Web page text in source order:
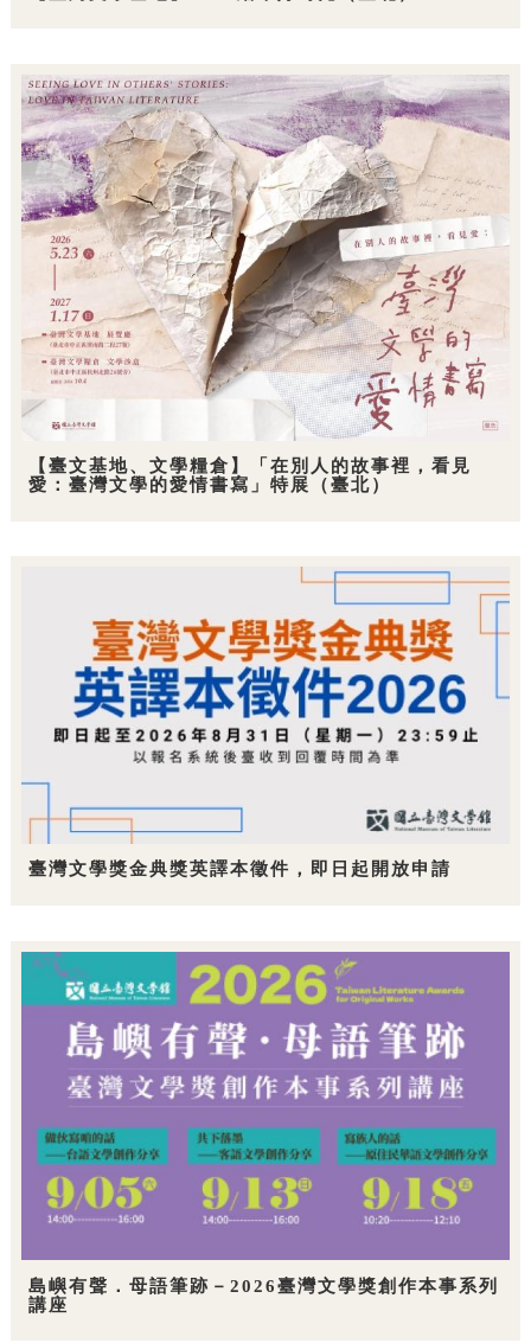
【臺文基地、文學糧倉】「在別人的故事裡，看見
愛：臺灣文學的愛情書寫」特展（臺北）
臺灣文學獎金典獎英譯本徵件，即日起開放申請
島嶼有聲．母語筆跡－2026臺灣文學獎創作本事系列
講座